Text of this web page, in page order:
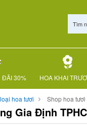
Tìm
ĐÃI 30% HOA KHAI
hoa tươi Shop hoa
Gia Định